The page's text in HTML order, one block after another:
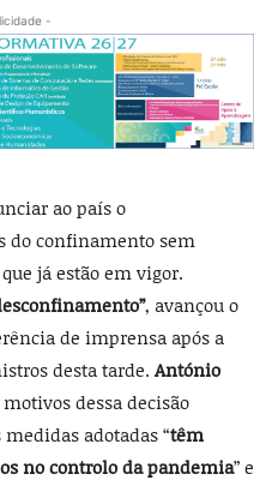
-
ao país o
do confinamento sem
já estão em vigor.
, avançou o
de imprensa após a
desta tarde. António
dessa decisão
adotadas “têm
no controlo da pandemia” e